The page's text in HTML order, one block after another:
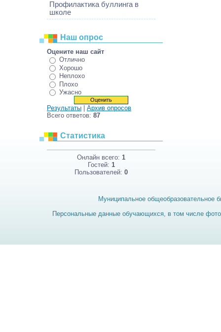
Профилактика буллинга в
школе
Наш опрос
Оцените наш сайт
Отлично
Хорошо
Неплохо
Плохо
Ужасно
Результаты
Архив опросов
Всего ответов: 87
Статистика
Онлайн всего: 1
Гостей: 1
Пользователей: 0
Муниципальное общеобразовательное
Персональные данные обучающихся, в том числе